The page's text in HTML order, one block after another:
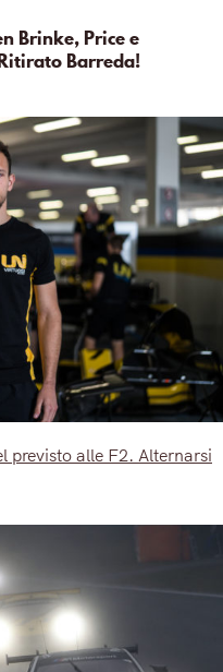
Brinke, Price e
Barreda!
previsto alle F2. Alternarsi